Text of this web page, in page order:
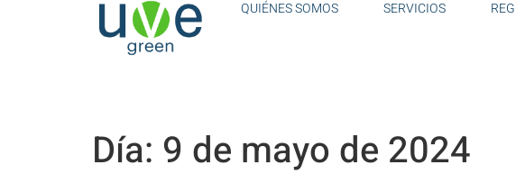
QUIÉNES SOMOS SERVICIOS
Día: 9 de mayo de 2024